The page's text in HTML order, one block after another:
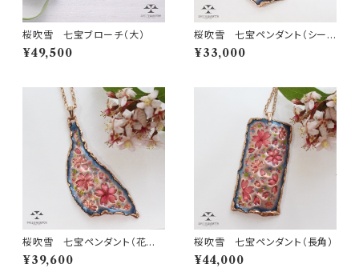
桜吹雪 七宝ブローチ（大）
¥49,500
桜吹雪 七宝ペンダント（シール
ド形）
¥33,000
桜吹雪 七宝ペンダント（花びら
形）
¥39,600
桜吹雪 七宝ペンダント（長角）
¥44,000